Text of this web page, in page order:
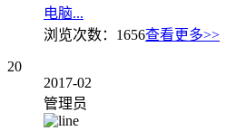
电脑...
浏览次数： 1656查看更多>>
20
2017-02
管理员